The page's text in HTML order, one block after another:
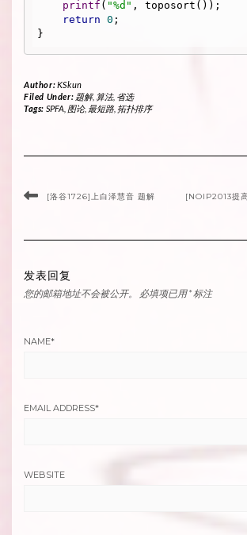
printf ( "%d" , toposort());
return 0 ;
Author:KSkun
Filed Under: 题解, 算法, 省选
Tags: SPFA, 图论, 最短路, 拓扑排序
[洛谷1726]上白泽慧音 题解 [NOIP2013提
发表回复
您的邮箱地址不会被公开。 必填项已用*标注
NAME*
EMAIL ADDRESS*
WEBSITE